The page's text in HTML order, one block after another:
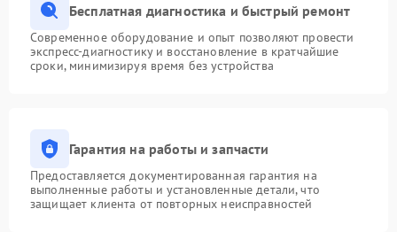
Бесплатная диагностика и быстрый ремонт
Современное оборудование и опыт позволяют провести
экспресс-диагностику и восстановление в кратчайшие
сроки, минимизируя время без устройства
Гарантия на работы и запчасти
Предоставляется документированная гарантия на
выполненные работы и установленные детали, что
защищает клиента от повторных неисправностей